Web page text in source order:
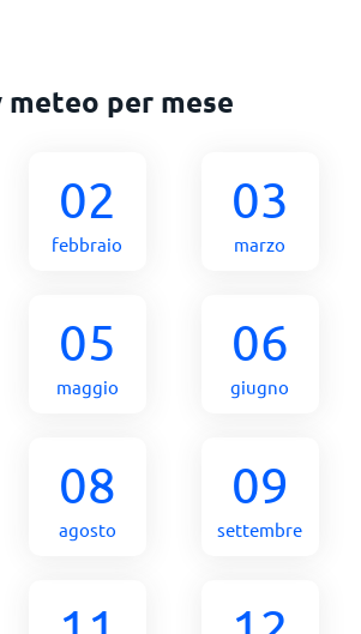
per mese
02
febbraio
03
marzo
05
maggio
06
giugno
08
agosto
09
settembre